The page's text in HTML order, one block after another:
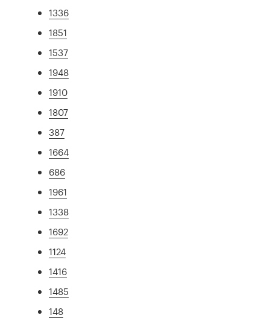
1336
1851
1537
1948
1910
1807
387
1664
686
1961
1338
1692
1124
1416
1485
148